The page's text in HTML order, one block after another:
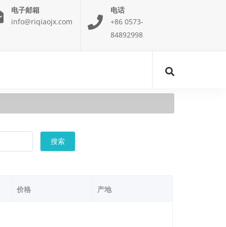
电子邮箱
info@riqiaojx.com
电话
+86 0573-
84892998
搜索
价格 产地